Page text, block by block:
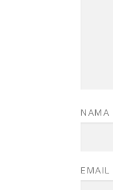
NAMA
EMAIL